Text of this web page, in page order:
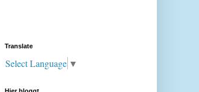
Translate
Select Language ▼